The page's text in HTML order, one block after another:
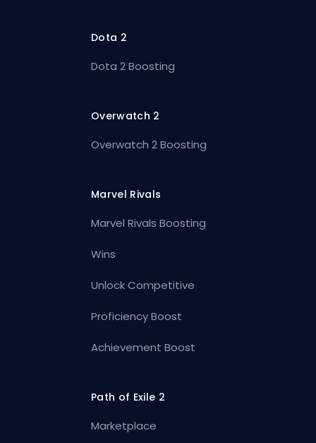
Dota 2
Dota 2 Boosting
Overwatch 2
Overwatch 2 Boosting
Marvel Rivals
Marvel Rivals Boosting
Wins
Unlock Competitive
Proficiency Boost
Achievement Boost
Path of Exile 2
Marketplace